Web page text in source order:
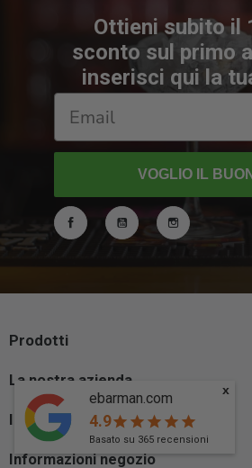
Ottieni subito il
sconto sul primo
inserisci qui la
VOGLIO IL
FacebookYouTubeInstagram
Prodotti
La nostra azienda
Il tuo account
Informazioni negozio
ebarman.com
4.9star star star star star
Basato su 365recensioni
x